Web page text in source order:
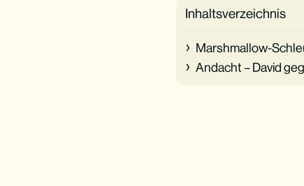
Inhaltsverzeichnis
Marshmallow-
Andacht – David